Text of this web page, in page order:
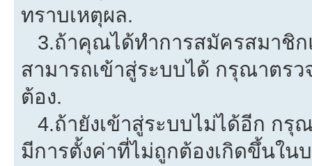
ทราบเหตุผล.
3.ถ้าคุณได้ทำการสมัครสมาชิ
สามารถเข้าสู่ระบบได้ กรุณาตรว
ต้อง.
4.ถ้ายังเข้าสู่ระบบไม่ได้อีก กรุ
มีการตั้งค่าที่ไม่ถูกต้องเกิดขึ้นใน